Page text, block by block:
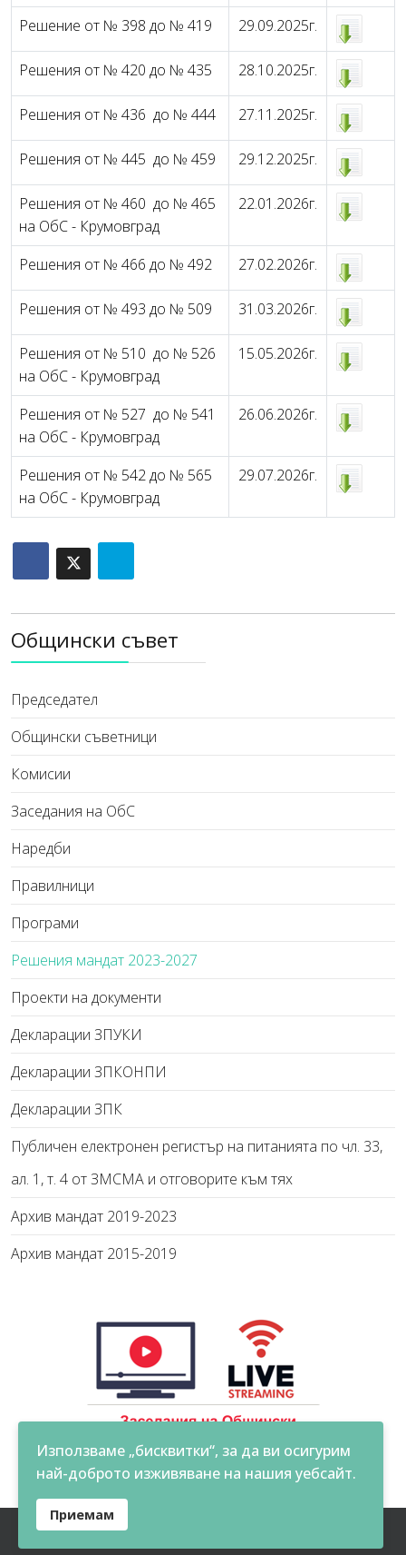
Решение от № 398 до № 419 29.09.2025г.
Решения от № 420 до № 435 28.10.2025г.
Решения от № 436 до № 444 27.11.2025г.
Решения от № 445 до № 459 29.12.2025г.
Решения от № 460 до № 465
на ОбС - Крумовград
22.01.2026г.
Решения от № 466 до № 492 27.02.2026г.
Решения от № 493 до № 509 31.03.2026г.
Решения от № 510 до № 526
на ОбС - Крумовград
15.05.2026г.
Решения от № 527 до № 541
на ОбС - Крумовград
26.06.2026г.
Решения от № 542 до № 565
на ОбС - Крумовград
29.07.2026г.
Общински съвет
Председател
Общински съветници
Комисии
Заседания на ОбС
Наредби
Правилници
Програми
Решения мандат 2023-2027
Проекти на документи
Декларации ЗПУКИ
Декларации ЗПКОНПИ
Декларации ЗПК
Публичен електронен регистър на питанията по чл. 33,
ал. 1, т. 4 от ЗМСМА и отговорите към тях
Архив мандат 2019-2023
Архив мандат 2015-2019
© 2026 Община Крумовград. Всички права запазени.
Използваме „бисквитки“, за да ви осигурим
най-доброто изживяване на нашия уебсайт.
Приемам